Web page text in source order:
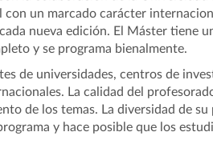
un marcado carácter
nueva edición. El Máster tiene
y se programa bienalmente.
de universidades, centros de
La calidad del
de los temas. La diversidad de
y hace posible que los